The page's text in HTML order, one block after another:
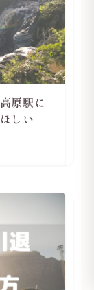
原駅に
しい